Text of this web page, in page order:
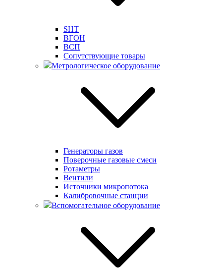
SHT
ВГОН
ВСП
Сопутствующие товары
Метрологическое оборудование
Генераторы газов
Поверочные газовые смеси
Ротаметры
Вентили
Источники микропотока
Калибровочные станции
Вспомогательное оборудование